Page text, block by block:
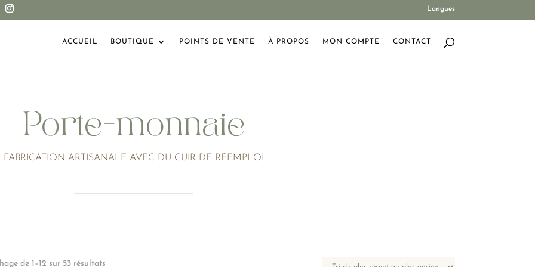
Langues
ACCUEIL BOUTIQUE POINTS DE VENTE À PROPOS MON COMPTE CONTACT
Porte-monnaie
FABRICATION ARTISANALE AVEC DU CUIR DE RÉEMPLOI
de 1–12 sur 53 résultatsTrié